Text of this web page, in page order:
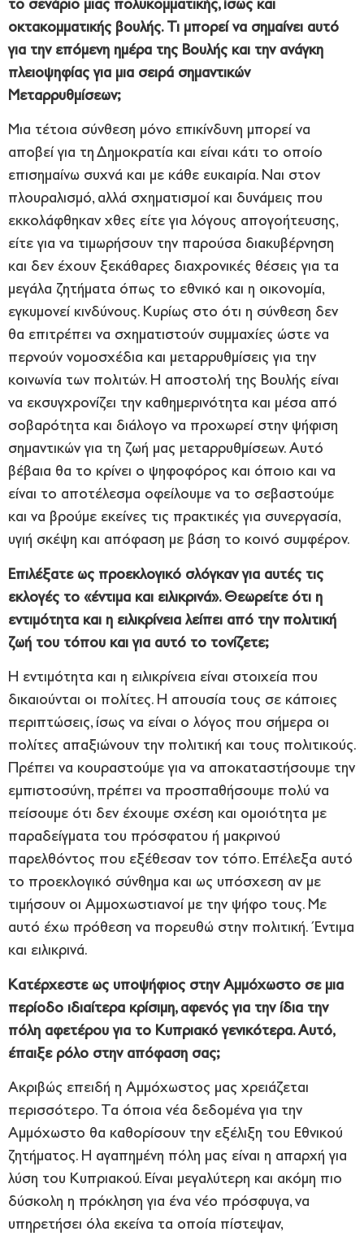
το σενάριο μιας πολυκομματικής, ίσως και
οκτακομματικής βουλής. Τι μπορεί να σημαίνει αυτό
για την επόμενη ημέρα της Βουλής και την ανάγκη
πλειοψηφίας για μια σειρά σημαντικών
Μεταρρυθμίσεων;
Μια τέτοια σύνθεση μόνο επικίνδυνη μπορεί να
αποβεί για τη Δημοκρατία και είναι κάτι το οποίο
επισημαίνω συχνά και με κάθε ευκαιρία. Ναι στον
πλουραλισμό, αλλά σχηματισμοί και δυνάμεις που
εκκολάφθηκαν χθες είτε για λόγους απογοήτευσης,
είτε για να τιμωρήσουν την παρούσα διακυβέρνηση
και δεν έχουν ξεκάθαρες διαχρονικές θέσεις για τα
μεγάλα ζητήματα όπως το εθνικό και η οικονομία,
εγκυμονεί κινδύνους. Κυρίως στο ότι η σύνθεση δεν
θα επιτρέπει να σχηματιστούν συμμαχίες ώστε να
περνούν νομοσχέδια και μεταρρυθμίσεις για την
κοινωνία των πολιτών. Η αποστολή της Βουλής είναι
να εκσυγχρονίζει την καθημερινότητα και μέσα από
σοβαρότητα και διάλογο να προχωρεί στην ψήφιση
σημαντικών για τη ζωή μας μεταρρυθμίσεων. Αυτό
βέβαια θα το κρίνει ο ψηφοφόρος και όποιο και να
είναι το αποτέλεσμα οφείλουμε να το σεβαστούμε
και να βρούμε εκείνες τις πρακτικές για συνεργασία,
υγιή σκέψη και απόφαση με βάση το κοινό συμφέρον.
Επιλέξατε ως προεκλογικό σλόγκαν για αυτές τις
εκλογές το «έντιμα και ειλικρινά». Θεωρείτε ότι η
εντιμότητα και η ειλικρίνεια λείπει από την πολιτική
ζωή του τόπου και για αυτό το τονίζετε;
Η εντιμότητα και η ειλικρίνεια είναι στοιχεία που
δικαιούνται οι πολίτες. Η απουσία τους σε κάποιες
περιπτώσεις, ίσως να είναι ο λόγος που σήμερα οι
πολίτες απαξιώνουν την πολιτική και τους πολιτικούς.
Πρέπει να κουραστούμε για να αποκαταστήσουμε την
εμπιστοσύνη, πρέπει να προσπαθήσουμε πολύ να
πείσουμε ότι δεν έχουμε σχέση και ομοιότητα με
παραδείγματα του πρόσφατου ή μακρινού
παρελθόντος που εξέθεσαν τον τόπο. Επέλεξα αυτό
το προεκλογικό σύνθημα και ως υπόσχεση αν με
τιμήσουν οι Αμμοχωστιανοί με την ψήφο τους. Με
αυτό έχω πρόθεση να πορευθώ στην πολιτική. Έντιμα
και ειλικρινά.
Κατέρχεστε ως υποψήφιος στην Αμμόχωστο σε μια
περίοδο ιδιαίτερα κρίσιμη, αφενός για την ίδια την
πόλη αφετέρου για το Κυπριακό γενικότερα. Αυτό,
έπαιξε ρόλο στην απόφαση σας;
Ακριβώς επειδή η Αμμόχωστος μας χρειάζεται
περισσότερο. Τα όποια νέα δεδομένα για την
Αμμόχωστο θα καθορίσουν την εξέλιξη του Εθνικού
ζητήματος. Η αγαπημένη πόλη μας είναι η απαρχή για
λύση του Κυπριακού. Είναι μεγαλύτερη και ακόμη πιο
δύσκολη η πρόκληση για ένα νέο πρόσφυγα, να
υπηρετήσει όλα εκείνα τα οποία πίστεψαν,